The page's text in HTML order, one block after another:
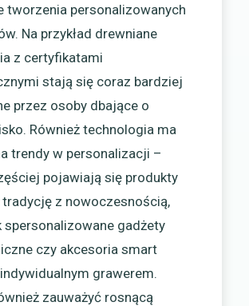
tworzenia personalizowanych
Na przykład drewniane
z certyfikatami
stają się coraz bardziej
przez osoby dbające o
Również technologia ma
trendy w personalizacji –
pojawiają się produkty
tradycję z nowoczesnością,
spersonalizowane gadżety
czy akcesoria smart
grawerem.
zauważyć rosnącą